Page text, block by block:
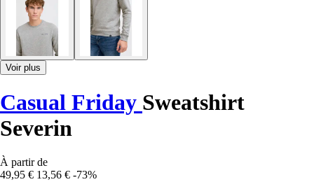
Voir plus
Casual Friday Sweatshirt
Severin
À partir de
49,95 € 13,56 € -73%